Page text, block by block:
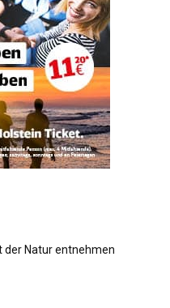
der Natur entnehmen